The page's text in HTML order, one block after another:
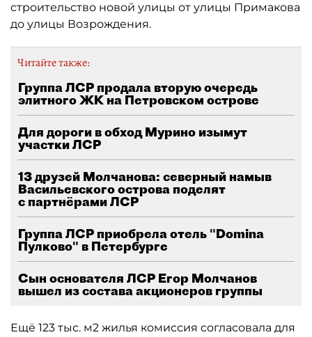
строительство новой улицы от улицы Примакова
до улицы Возрождения.
Читайте также:
Группа ЛСР продала вторую очередь
элитного ЖК на Петровском острове
Для дороги в обход Мурино изымут
участки ЛСР
13 друзей Молчанова: северный намыв
Васильевского острова поделят
с партнёрами ЛСР
Группа ЛСР приобрела отель "Domina
Пулково" в Петербурге
Сын основателя ЛСР Егор Молчанов
вышел из состава акционеров группы
Ещё 123 тыс. м2 жилья комиссия согласовала для